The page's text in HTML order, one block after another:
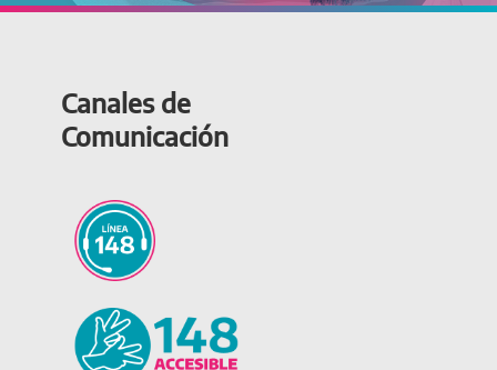
Canales de
Comunicación